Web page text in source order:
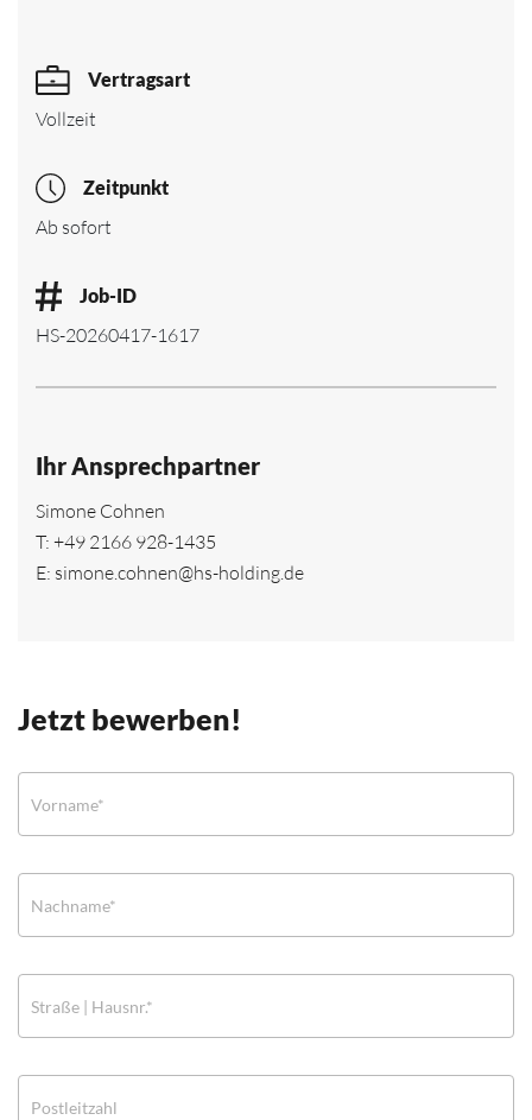
Vertragsart
Vollzeit
Zeitpunkt
Ab sofort
Job-ID
HS-20260417-1617
Ihr Ansprechpartner
Simone Cohnen
T: +49 2166 928-1435
E: simone.cohnen@hs-holding.de
Jetzt bewerben!